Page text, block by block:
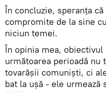
În concluzie, speranța
compromite de la sine
niciun temei.
În opinia mea,
următoarea perioadă nu
tovarășii comuniști, ci
bat la ușă - ele urmează